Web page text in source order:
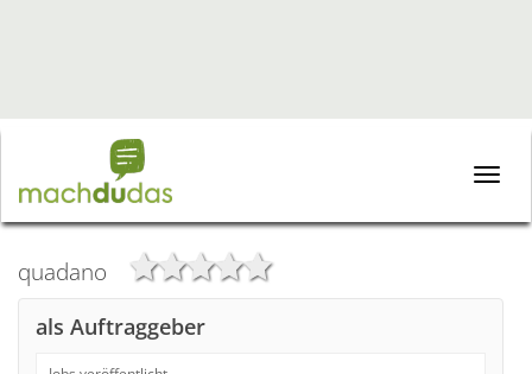
Toggle
quadano
als Auftraggeber